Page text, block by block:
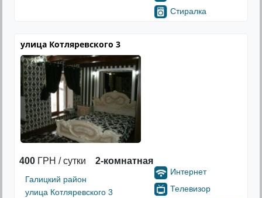
Стиралка
улица Котляревского 3
400 ГРН / сутки 2-комнатная
Галицкий район
улица Котляревского 3
Интернет
Телевизор